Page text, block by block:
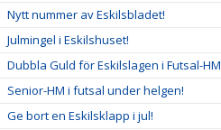
Nytt nummer av Eskilsbladet!
Julmingel i Eskilshuset!
Dubbla Guld för Eskilslagen i Futsal-HM
Senior-HM i futsal under helgen!
Ge bort en Eskilsklapp i jul!